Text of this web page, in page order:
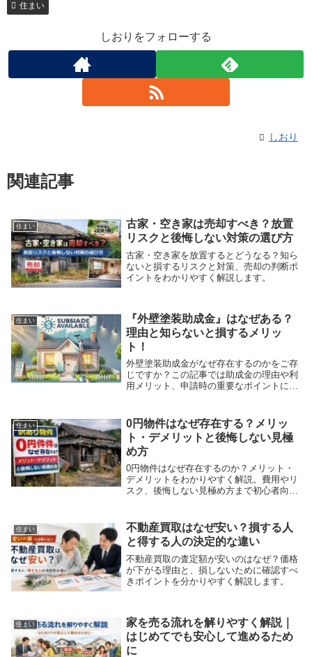
住まい
しおりをフォローする
しおり
関連記事
住まい
古家・空き家は売却すべき？放置
リスクと後悔しない対策の選び方
古家・空き家を放置するとどうなる？知ら
ないと損するリスクと対策、売却の判断ポ
イントをわかりやすく解説します。
住まい
『外壁塗装助成金』はなぜある？
理由と知らないと損するメリッ
ト！
外壁塗装助成金がなぜ存在するのかをご存
じですか？この記事では助成金の理由や利
用メリット、申請時の重要なポイントにつ
住まい
0円物件はなぜ存在する？メリッ
ト・デメリットと後悔しない見極
め方
0円物件はなぜ存在するのか？メリット・
デメリットをわかりやすく解説。費用やリ
スク、後悔しない見極め方まで初心者向け
住まい
不動産買取はなぜ安い？損する人
と得する人の決定的な違い
不動産買取の査定額が安いのはなぜ？価格
が下がる理由と、損しないために確認すべ
きポイントを分かりやすく解説します。
住まい
家を売る流れを解りやすく解説｜
はじめてでも安心して進めるため
に